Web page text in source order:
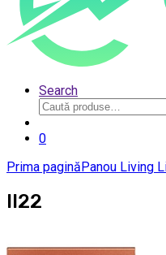
Search
Caută
după:
0
Prima paginăPanou Living
ll22